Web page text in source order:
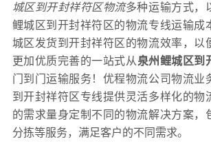
城区到开封祥符区物流多种运输方式，
鲤城区到开封祥符区的物流专线运输成
城区发货到开封祥符区的物流效率，以
更加优质完善的一站式从 泉州鲤城区到
门到门运输服务！优程物流公司物流业
到开封祥符区专线提供灵活多样化的物
的需求量身定制不同的物流解决方案，
分拣等服务，满足客户的不同需求。